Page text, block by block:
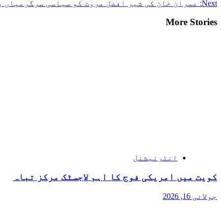
Next:
عمران خان کی شیر افضل مروت کو سیاسی سرگرمیاں
More Stories
انٹرنیشنل
کویت میں امریکی فوج کا اہم لاجسٹک مرکز تباہ
جولائی 16, 2026